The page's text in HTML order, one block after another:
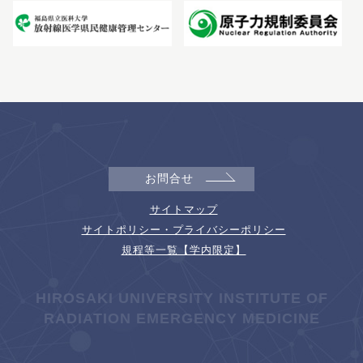
お問合せ
サイトマップ
サイトポリシー・プライバシーポリシー
規程等一覧【学内限定】
HIROSAKI UNIVERSITY INSTITUTE OF
RADIATION EMERGENCY MEDICINE